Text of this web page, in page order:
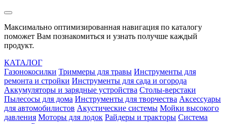
Максимально оптимизированная навигация по каталогу
поможет Вам познакомиться и узнать получше каждый
продукт.
КАТАЛОГ
Газонокосилки Триммеры для травы Инструменты для
ремонта и стройки Инструменты для сада и огорода
Аккумуляторы и зарядные устройства Столы-верстаки
Пылесосы для дома Инструменты для творчества Аксессуары
для автомобилистов Акустические системы Мойки высокого
давления Моторы для лодок Райдеры и тракторы Система